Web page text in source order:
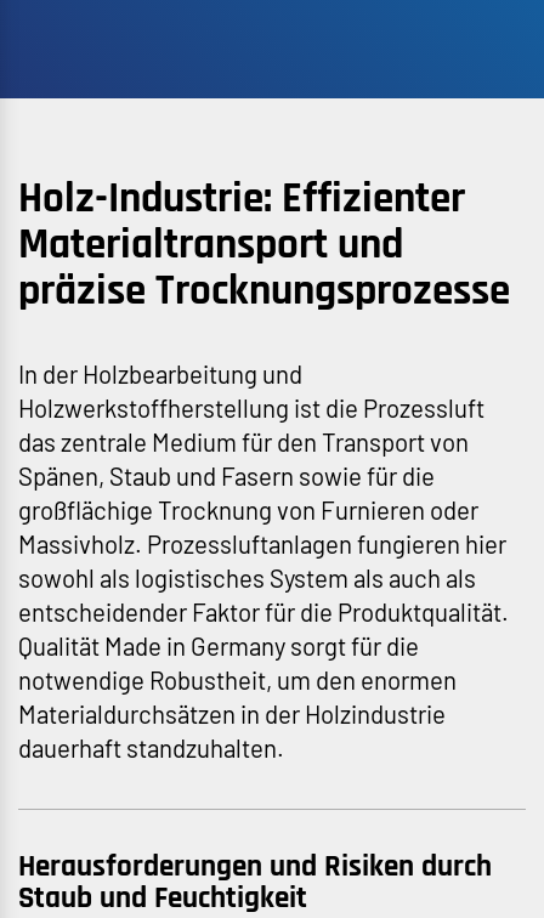
Holz-Industrie: Effizienter
Materialtransport und
präzise Trocknungsprozesse
In der Holzbearbeitung und
Holzwerkstoffherstellung ist die Prozessluft
das zentrale Medium für den Transport von
Spänen, Staub und Fasern sowie für die
großflächige Trocknung von Furnieren oder
Massivholz. Prozessluftanlagen fungieren hier
sowohl als logistisches System als auch als
entscheidender Faktor für die Produktqualität.
Qualität Made in Germany sorgt für die
notwendige Robustheit, um den enormen
Materialdurchsätzen in der Holzindustrie
dauerhaft standzuhalten.
Herausforderungen und Risiken durch
Staub und Feuchtigkeit